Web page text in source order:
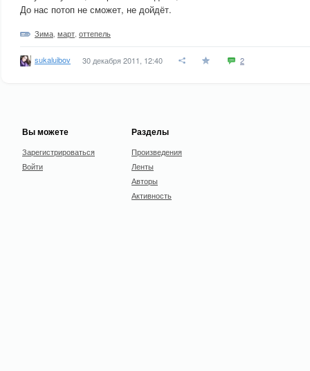
До нас потоп не сможет, не дойдёт.
Зима март оттепель
sukaluibov 30 декабря 2011, 12:40 2
Вы можете
Зарегистрироваться
Войти
Разделы
Произведения
Ленты
Авторы
Активность